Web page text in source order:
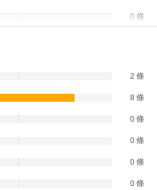
0
2
8
0
0
0
0